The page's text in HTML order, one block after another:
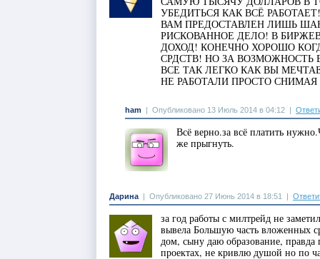
УБЕДИТЬСЯ КАК ВСЁ
ВАМ ПРЕДОСТАВЛЕН ЛИШЬ
РИСКОВАННОЕ ДЕЛО! В
ДОХОД! КОНЕЧНО ХОРОШО
СРДСТВ! НО ЗА
ВСЕ ТАК ЛЕГКО КАК ВЫ
НЕ РАБОТАЛИ ПРОСТО
ham Опубликовано 13 Июль 2014 в 04:12
Всё верно.за всё платить
же прыгнуть.
Дарина Опубликовано 27 Июнь 2014 в 18:51
за год работы с милтрейд не
вывела Большую часть вложенных
дом, сыну даю образование, правда
проектах, не кривлю душой но по